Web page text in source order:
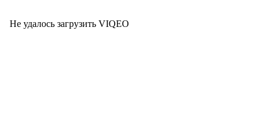
Не удалось загрузить VIQEO